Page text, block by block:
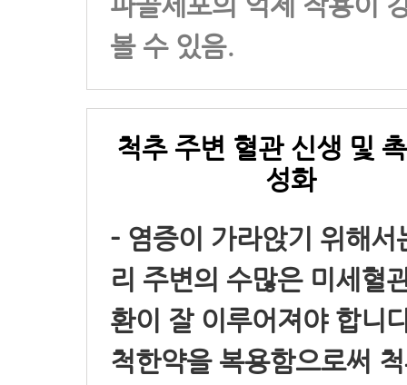
볼 수 있음.
척추 주변 혈관 신생 및
성화
- 염증이 가라앉기 위해서
리 주변의 수많은 미세혈
환이 잘 이루어져야 합니
척한약을 복용함으로써